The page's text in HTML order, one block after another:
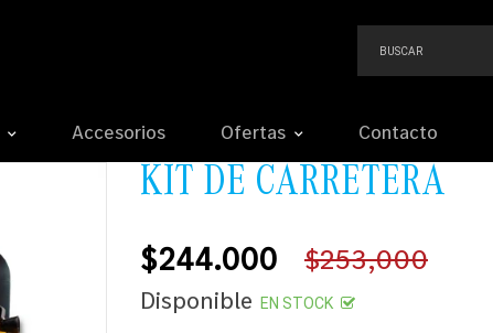
Accesorios Ofertas Contacto
KIT DE CARRETERA
Precio
habitual
$244.000 $253,000
Disponible EN STOCK